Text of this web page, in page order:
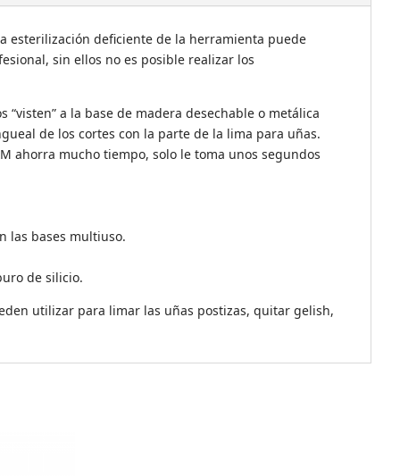
esterilización deficiente de la herramienta puede
sin ellos no es posible realizar los
a la base de madera desechable o metálica
de los cortes con la parte de la lima para uñas.
ahorra mucho tiempo, solo le toma unos segundos
las bases multiuso.
de silicio.
utilizar para limar las uñas postizas, quitar gelish,